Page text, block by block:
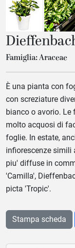
Famiglia: Araceae
È una pianta con
con screziature
bianco o avorio.
molto acquosi di
foglie. In estate,
infiorescenze simili
piu' diffuse in
'Camilla',
picta 'Tropic'.
Stampa scheda